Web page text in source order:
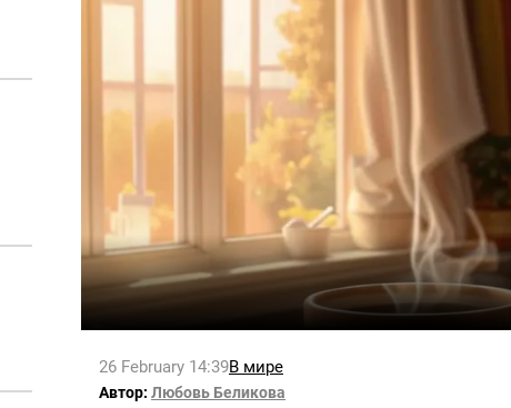
26 February 14:39В мире
Автор: Любовь Беликова